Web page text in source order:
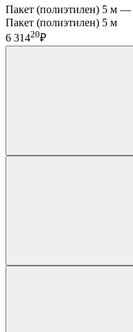
Пакет (полиэтилен) 5 м —
Пакет (полиэтилен) 5 м
6 31420₽